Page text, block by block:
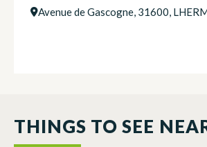
Avenue de Gascogne, 31600,
THINGS TO SEE